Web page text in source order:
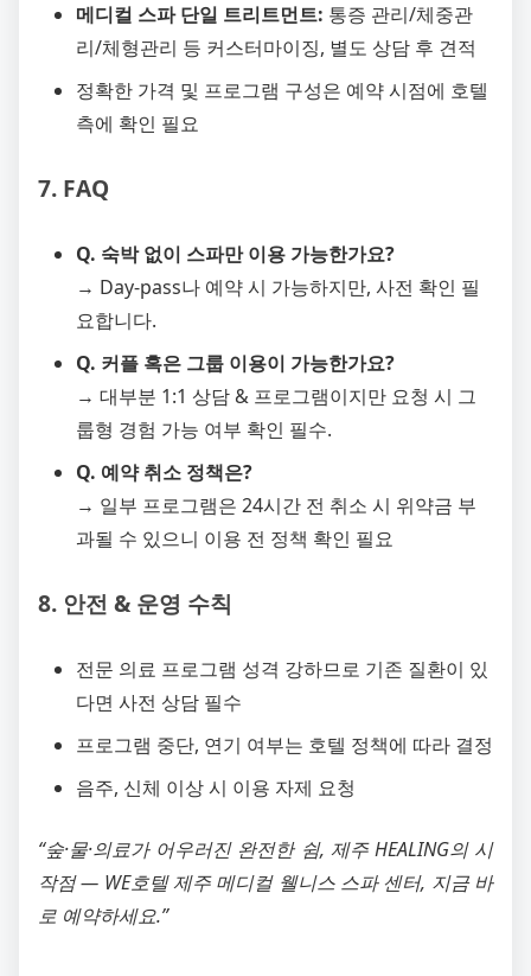
메디컬 스파 단일 트리트먼트: 통증 관리/체중관
리/체형관리 등 커스터마이징, 별도 상담 후 견적
정확한 가격 및 프로그램 구성은 예약 시점에 호텔
측에 확인 필요
7. FAQ
Q. 숙박 없이 스파만 이용 가능한가요?
→ Day-pass나 예약 시 가능하지만, 사전 확인 필
요합니다.
Q. 커플 혹은 그룹 이용이 가능한가요?
→ 대부분 1:1 상담 & 프로그램이지만 요청 시 그
룹형 경험 가능 여부 확인 필수.
Q. 예약 취소 정책은?
→ 일부 프로그램은 24시간 전 취소 시 위약금 부
과될 수 있으니 이용 전 정책 확인 필요
8. 안전 & 운영 수칙
전문 의료 프로그램 성격 강하므로 기존 질환이 있
다면 사전 상담 필수
프로그램 중단, 연기 여부는 호텔 정책에 따라 결정
음주, 신체 이상 시 이용 자제 요청
“숲·물·의료가 어우러진 완전한 쉼, 제주 HEALING의 시
작점 — WE호텔 제주 메디컬 웰니스 스파 센터, 지금 바
로 예약하세요.”